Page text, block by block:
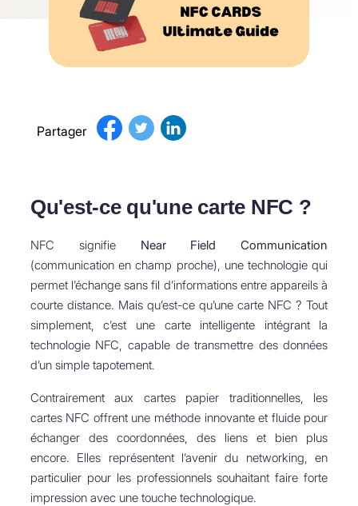
Partager
Qu'est-ce qu'une carte NFC ?
NFC signifie Near Field Communication
(communication en champ proche), une technologie qui
permet l’échange sans fil d’informations entre appareils à
courte distance. Mais qu’est-ce qu’une carte NFC ? Tout
simplement, c’est une carte intelligente intégrant la
technologie NFC, capable de transmettre des données
d’un simple tapotement.
Contrairement aux cartes papier traditionnelles, les
cartes NFC offrent une méthode innovante et fluide pour
échanger des coordonnées, des liens et bien plus
encore. Elles représentent l’avenir du networking, en
particulier pour les professionnels souhaitant faire forte
impression avec une touche technologique.